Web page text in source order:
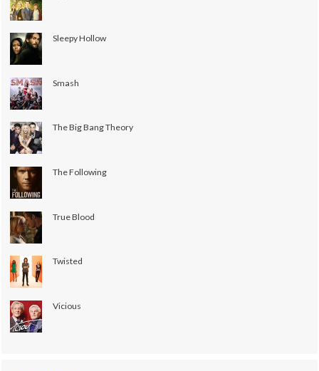
Sleepy Hollow
Smash
The Big Bang Theory
The Following
True Blood
Twisted
Vicious